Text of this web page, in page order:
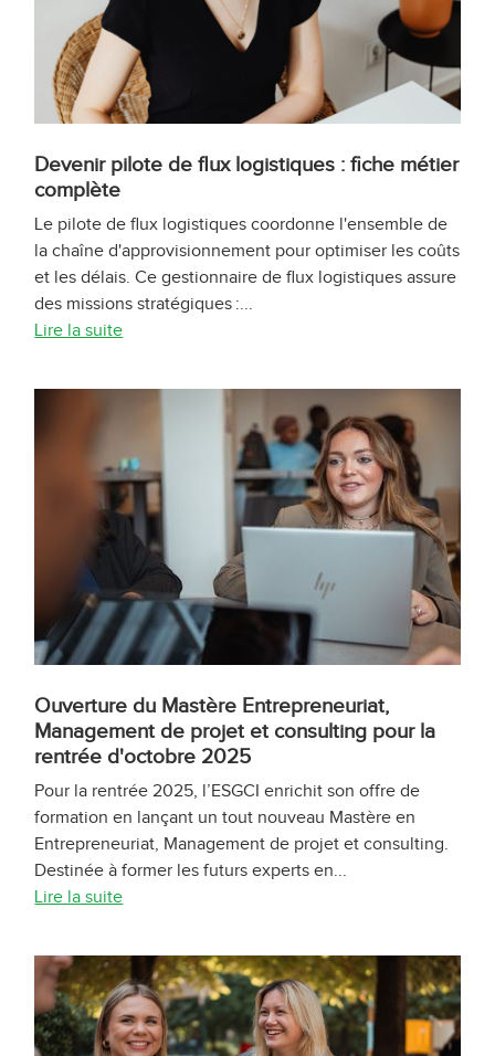
Devenir pilote de flux logistiques : fiche métier
complète
Le pilote de flux logistiques coordonne l'ensemble de
la chaîne d'approvisionnement pour optimiser les coûts
et les délais. Ce gestionnaire de flux logistiques assure
des missions stratégiques :...
Lire la suite
Ouverture du Mastère Entrepreneuriat,
Management de projet et consulting pour la
rentrée d'octobre 2025
Pour la rentrée 2025, l’ESGCI enrichit son offre de
formation en lançant un tout nouveau Mastère en
Entrepreneuriat, Management de projet et consulting.
Destinée à former les futurs experts en...
Lire la suite